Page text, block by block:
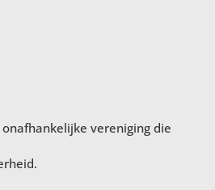
vereniging die